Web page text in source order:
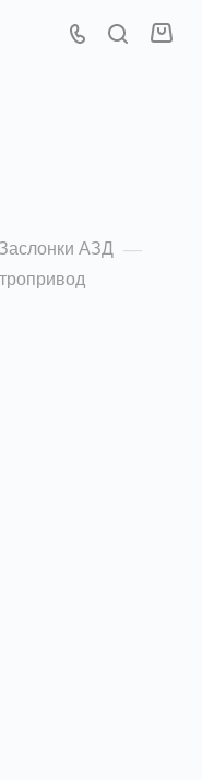
Заслонки АЗД —